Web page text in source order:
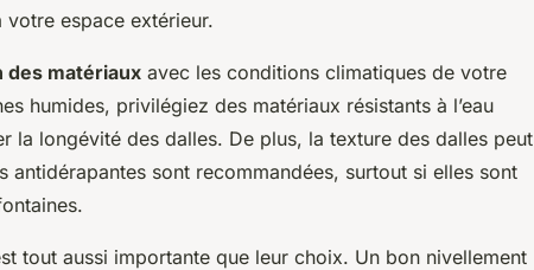
espace extérieur.
des matériaux avec les conditions climatiques de votre
humides, privilégiez des matériaux résistants à l’eau
la longévité des dalles. De plus, la texture des dalles peut
antidérapantes sont recommandées, surtout si elles sont
tout aussi importante que leur choix. Un bon nivellement